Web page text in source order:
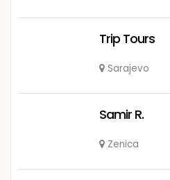
Trip Tours
Sarajevo
Samir R.
Zenica